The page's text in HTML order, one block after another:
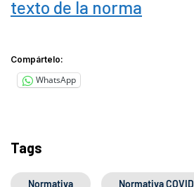
texto de la norma
Compártelo:
WhatsApp
Tags
Normativa Normativa COVID